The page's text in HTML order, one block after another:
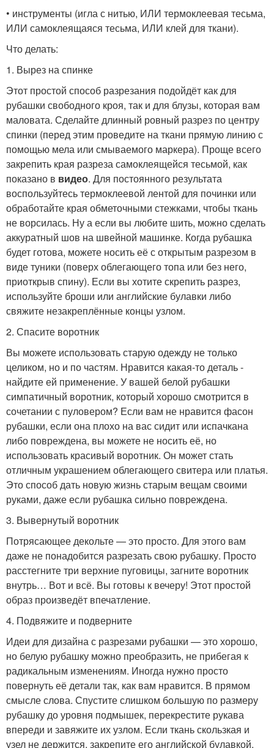
• инструменты (игла с нитью, ИЛИ термоклеевая тесьма,
ИЛИ самоклеящаяся тесьма, ИЛИ клей для ткани).
Что делать:
1. Вырез на спинке
Этот простой способ разрезания подойдёт как для
рубашки свободного кроя, так и для блузы, которая вам
маловата. Сделайте длинный ровный разрез по центру
спинки (перед этим проведите на ткани прямую линию с
помощью мела или смываемого маркера). Проще всего
закрепить края разреза самоклеящейся тесьмой, как
показано в видео. Для постоянного результата
воспользуйтесь термоклеевой лентой для починки или
обработайте края обметочными стежками, чтобы ткань
не ворсилась. Ну а если вы любите шить, можно сделать
аккуратный шов на швейной машинке. Когда рубашка
будет готова, можете носить её с открытым разрезом в
виде туники (поверх облегающего топа или без него,
приоткрыв спину). Если вы хотите скрепить разрез,
используйте броши или английские булавки либо
свяжите незакреплённые концы узлом.
2. Спасите воротник
Вы можете использовать старую одежду не только
целиком, но и по частям. Нравится какая-то деталь -
найдите ей применение. У вашей белой рубашки
симпатичный воротник, который хорошо смотрится в
сочетании с пуловером? Если вам не нравится фасон
рубашки, если она плохо на вас сидит или испачкана
либо повреждена, вы можете не носить её, но
использовать красивый воротник. Он может стать
отличным украшением облегающего свитера или платья.
Это способ дать новую жизнь старым вещам своими
руками, даже если рубашка сильно повреждена.
3. Вывернутый воротник
Потрясающее декольте — это просто. Для этого вам
даже не понадобится разрезать свою рубашку. Просто
расстегните три верхние пуговицы, загните воротник
внутрь… Вот и всё. Вы готовы к вечеру! Этот простой
образ произведёт впечатление.
4. Подвяжите и подверните
Идеи для дизайна с разрезами рубашки — это хорошо,
но белую рубашку можно преобразить, не прибегая к
радикальным изменениям. Иногда нужно просто
повернуть её детали так, как вам нравится. В прямом
смысле слова. Спустите слишком большую по размеру
рубашку до уровня подмышек, перекрестите рукава
впереди и завяжите их узлом. Если ткань скользкая и
узел не держится, закрепите его английской булавкой.